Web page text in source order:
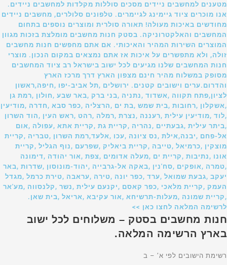
מטענים למחשבים ניידים מסכים סוללות מקלדות למחשבים ניידים.
אנו מוכרים ציוד גיימינג לגיימרים. טלפונים סלולרים, מחשבים ניידים
מחודשים באיכות מעולה! תאורה סולרית ומוצרים נוספים בתחום
המחשבים והאלקטרוניקה. בסטק חנות מחשבים מומלצת בזכות מגוון
המוצרים השירות המהיר והאיכותי. אם אתם מחפשים חנות מחשבים
זולה, ולא מתפשרים על איכות אז אתם נמצאים במקום הנכון. מוצרי
חנות המחשבים שלנו מגיעים לכל ישוב בישראל רב ציוד המחשבים
מסופק במשלוח מהיר חינם מצפון הארץ דרך מרכז הארץ
והדרום.ערים וישובים קטנים. ירושלים ,תל אביב-יפו ,חיפה,ראשון
לציון,פתח תקווה ,אשדוד ,נתניה ,בני ברק ,באר שבע ,חולון ,רמת גן
,אשקלון ,רחובות ,בית שמש ,בת ים ,הרצליה ,כפר סבא ,חדרה ,מודיעין
,לוד ,מודיעין עילית ,רעננה ,נצרת ,רמלה ,רהט ,ראש העין ,הוד השרון
,ביתר עילית ,גבעתיים ,נהריה ,קריית גת ,קריית אתא ,עפולה ,אום
אל-פחם ,יבנה,אילת ,נס ציונה ,עכו ,אלעד,רמת השרון ,טבריה ,קריית
מוצקין ,כרמיאל ,טייבה ,קריית ביאליק ,שפרעם ,נוף הגליל ,קריית
אונו ,נתיבות ,קריית ים ,מעלה אדומים ,צפת ,אור יהודה ,דימונה
,טמרה ,אופקים ,סח'נין ,באקה אל-גרבייה ,יהוד-מונוסון ,שדרות ,באר
יעקב ,גבעת שמואל ,ערד ,כפר יונה ,טירה ,עראבה ,טירת כרמל ,מגדל
העמק ,קריית מלאכי ,כפר קאסם ,יקנעם עילית ,נשר ,קלנסווה ,מע'אר
,קריית שמונה ,מעלות-תרשיחא ,אור עקיבא ,אריאל ,בית שאן.
לרשימה המלאה לחצו כאן >>
חנות מחשבים בסטק – משלוחים לכל ישוב
בארץ הרשימה המלאה.
רשימת הישובים לפי א’ – ב